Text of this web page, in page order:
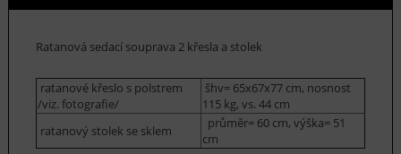
Ratanová sedací souprava 2 křesla a stolek
ratanové křeslo s polstrem
/viz. fotografie/
šhv= 65x67x77 cm, nosnost
115 kg, vs. 44 cm
ratanový stolek se sklem
průměr= 60 cm, výška= 51
cm